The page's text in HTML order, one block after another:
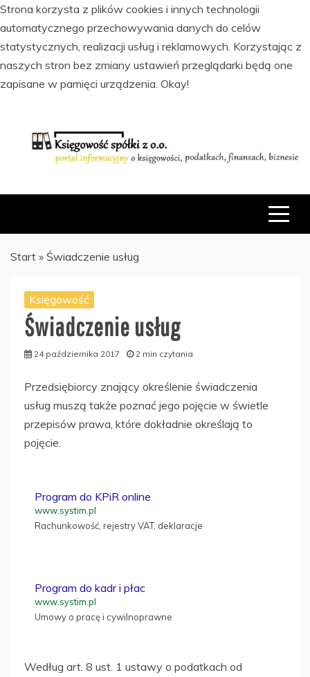
Strona korzysta z plików cookies i innych technologii
automatycznego przechowywania danych do celów
statystycznych, realizacji usług i reklamowych. Korzystając z
naszych stron bez zmiany ustawień przeglądarki będą one
zapisane w pamięci urządzenia. Okay!
FINANSACH I BIZNESIE
Start » Świadczenie usług
Księgowość
Świadczenie usług
24 października 2017 2 min czytania
Przedsiębiorcy znający określenie świadczenia
usług muszą także poznać jego pojęcie w świetle
przepisów prawa, które dokładnie określają to
pojęcie.
Program do KPiR online
www.systim.pl
Rachunkowość, rejestry VAT, deklaracje
Program do kadr i płac
www.systim.pl
Umowy o pracę i cywilnoprawne
Według art. 8 ust. 1 ustawy o podatkach od